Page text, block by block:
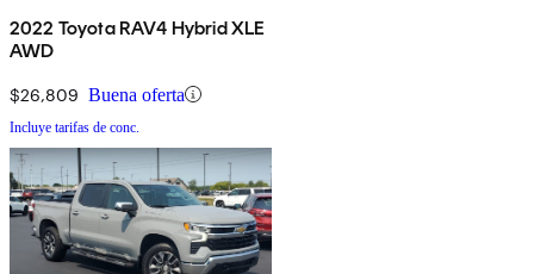
2022 Toyota RAV4 Hybrid XLE
AWD
$26,809 Buena oferta
Incluye tarifas de conc.